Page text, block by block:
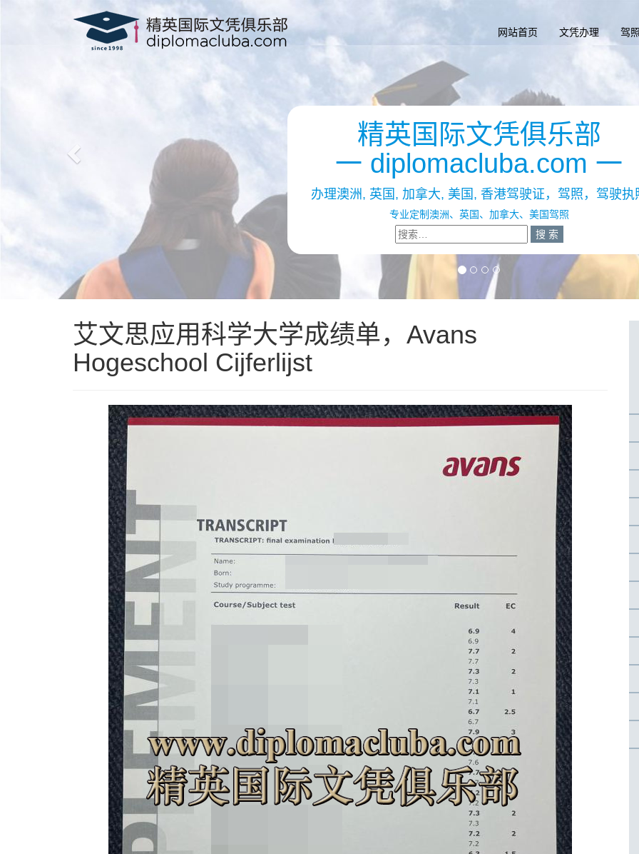
网站首页 文凭办理 驾
精英国际文凭俱乐部
一 diplomacluba.com 一
办理澳洲, 英国, 加拿大, 美国, 香港驾驶证，驾照，驾驶执
专业定制澳洲、英国、加拿大、美国驾照
艾文思应用科学大学成绩单，Avans
Hogeschool Cijferlijst